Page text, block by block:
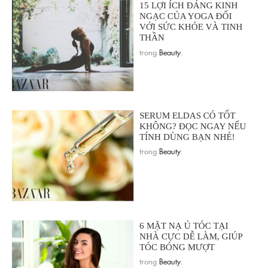
15 LỢI ÍCH ĐÁNG KINH
NGẠC CỦA YOGA ĐỐI
VỚI SỨC KHỎE VÀ TINH
THẦN
trong Beauty.
SERUM ELDAS CÓ TỐT
KHÔNG? ĐỌC NGAY NẾU
TÍNH DÙNG BẠN NHÉ!
trong Beauty.
6 MẶT NẠ Ủ TÓC TẠI
NHÀ CỰC DỄ LÀM, GIÚP
TÓC BÓNG MƯỢT
trong Beauty.